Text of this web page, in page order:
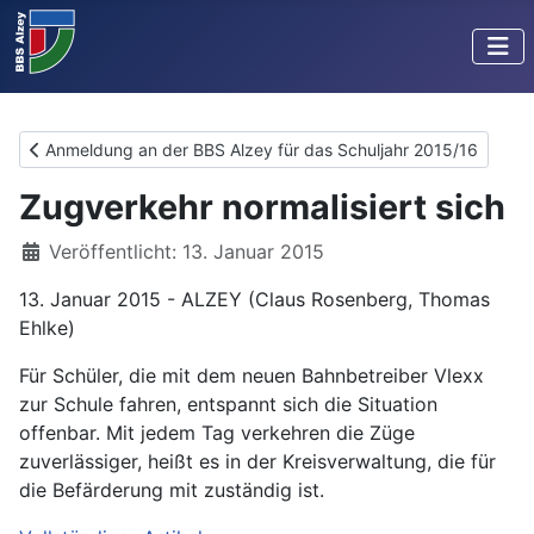
Vorheriger Beitrag: Anmeldung an der BBS Alzey für das
Anmeldung an der BBS Alzey für das Schuljahr 2015/16
Zugverkehr normalisiert sich
Details
Veröffentlicht: 13. Januar 2015
13. Januar 2015 - ALZEY (Claus Rosenberg, Thomas
Ehlke)
Für Schüler, die mit dem neuen Bahnbetreiber Vlexx
zur Schule fahren, entspannt sich die Situation
offenbar. Mit jedem Tag verkehren die Züge
zuverlässiger, heißt es in der Kreisverwaltung, die für
die Befärderung mit zuständig ist.